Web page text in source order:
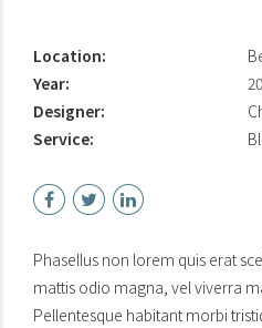
Location:
Year:
Designer:
Service:
Phasellus non lorem quis erat
mattis odio magna, vel viverra
Pellentesque habitant morbi